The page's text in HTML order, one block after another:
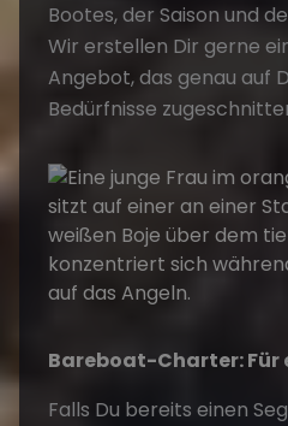
Bootes, der Saison und
Wir erstellen Dir gerne
Angebot, das genau auf
Bedürfnisse
Bareboat-Charter: Für
Falls Du bereits einen